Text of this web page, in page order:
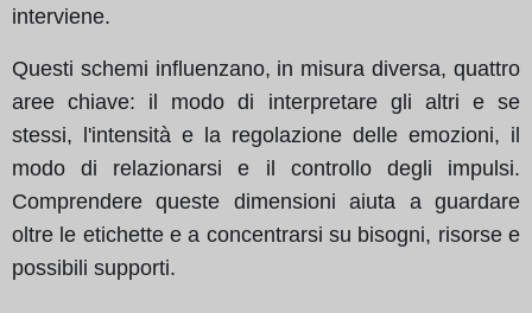
interviene.
Questi schemi influenzano, in misura diversa, quattro
aree chiave: il modo di interpretare gli altri e se
stessi, l'intensità e la regolazione delle emozioni, il
modo di relazionarsi e il controllo degli impulsi.
Comprendere queste dimensioni aiuta a guardare
oltre le etichette e a concentrarsi su bisogni, risorse e
possibili supporti.